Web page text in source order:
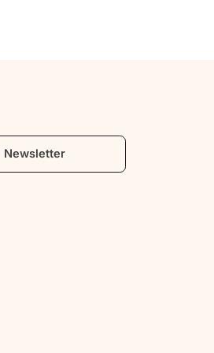
Newsletter